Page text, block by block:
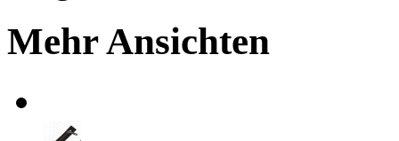
Mehr Ansichten